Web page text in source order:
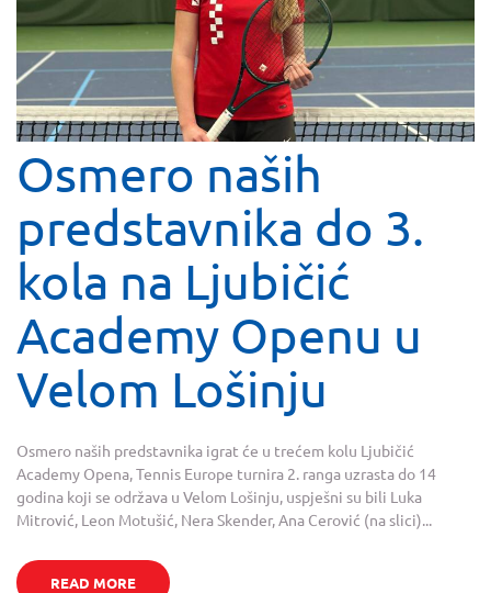
Osmero naših
predstavnika do 3.
kola na Ljubičić
Academy Openu u
Velom Lošinju
Osmero naših predstavnika igrat će u trećem kolu Ljubičić
Academy Opena, Tennis Europe turnira 2. ranga uzrasta do 14
godina koji se održava u Velom Lošinju, uspješni su bili Luka
Mitrović, Leon Motušić, Nera Skender, Ana Cerović (na slici)...
READ MORE